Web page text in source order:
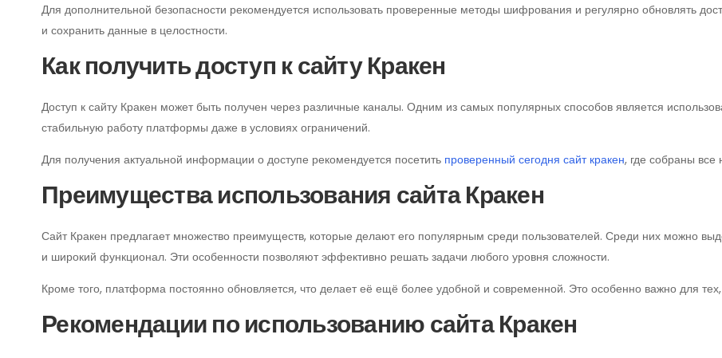
Для дополнительной безопасности рекомендуется использовать проверенные методы шифрования и регулярно обновлять
и сохранить данные в целостности.
Как получить доступ к сайту Кракен
Доступ к сайту Кракен может быть получен через различные каналы. Одним из самых популярных способов является
стабильную работу платформы даже в условиях ограничений.
Для получения актуальной информации о доступе рекомендуется посетить проверенный сегодня сайт кракен, где собраны
Преимущества использования сайта Кракен
Сайт Кракен предлагает множество преимуществ, которые делают его популярным среди пользователей. Среди них можно
и широкий функционал. Эти особенности позволяют эффективно решать задачи любого уровня сложности.
Кроме того, платформа постоянно обновляется, что делает её ещё более удобной и современной. Это особенно важно для тех,
Рекомендации по использованию сайта Кракен